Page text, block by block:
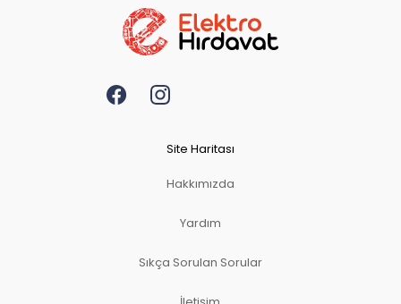
Site Haritası
Hakkımızda
Yardım
Sıkça Sorulan Sorular